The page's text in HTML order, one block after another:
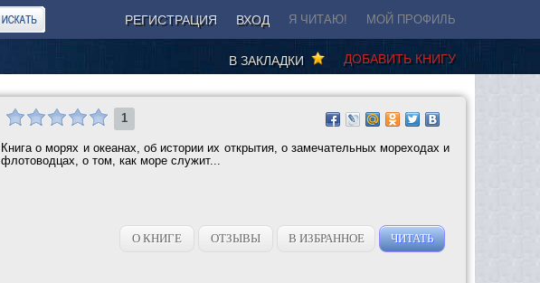
РЕГИСТРАЦИЯ ВХОД Я ЧИТАЮ! МОЙ ПРОФИЛЬ
ДОБАВИТЬ КНИГУ
В ЗАКЛАДКИ
1
Книга о морях и океанах, об истории их открытия, о замечательных мореходах и
флотоводцах, о том, как море служит...
О КНИГЕ ОТЗЫВЫ В ИЗБРАННОЕ ЧИТАТЬ